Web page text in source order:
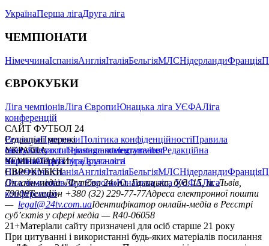
УкраїнаПерша лігаДруга ліга
ЧЕМПІОНАТИ
НімеччинаІспаніяАнгліяІталіяБельгіяМЛСНідерландиФранція
ЄВРОКУБКИ
Ліга чемпіонівЛіга ЄвропиЮнацька ліга УЄФАЛіга
конференцій
САЙТ ФУТБОЛ 24
РедакціяПрогнозиПолітика конфіденційностіПравила
сайтуКонтактиПравила коментуванняРедакційна
політикаСтруктура власності
Соціальні мережі
facebookxyoutubeinstagramtelegramviber
УКРАЇНА
УкраїнаПерша лігаДруга ліга
ЧЕМПІОНАТИ
НімеччинаІспаніяАнгліяІталіяБельгіяМЛСНідерландиФранція
ЄВРОКУБКИ
Ліга чемпіонівЛіга ЄвропиЮнацька ліга УЄФАЛіга
конференцій
Онлайн-медіа «Футбол 24»пл. Галицька, буд. 15, м. Львів,
79008Телефон +380 (32) 229-77-77Адреса електронної пошти
— legal@24tv.com.uaІдентифікатор онлайн-медіа в Реєстрі
суб’єктів у сфері медіа — R40-06058
21+Матеріали сайту призначені для осіб старше 21 року
При цитуванні і використанні будь-яких матеріалів посилання